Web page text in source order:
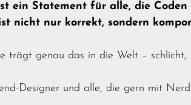
ein Statement für alle, die
nicht nur korrekt, sondern
trägt genau das in die Welt – schlicht,
Designer und alle, die gern mit